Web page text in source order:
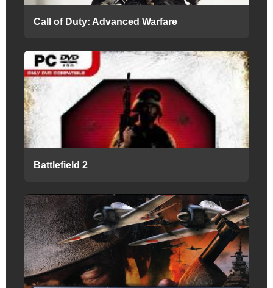
Call of Duty: Advanced Warfare
Battlefield 2